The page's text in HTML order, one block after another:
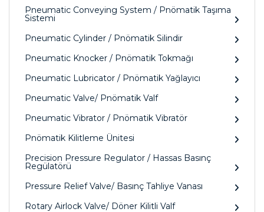
Pneumatic Conveying System / Pnömatik Taşıma
Sistemi
Pneumatic Cylinder / Pnömatik Silindir
Pneumatic Knocker / Pnömatik Tokmağı
Pneumatic Lubricator / Pnömatik Yağlayıcı
Pneumatic Valve/ Pnömatik Valf
Pneumatic Vibrator / Pnömatik Vibratör
Pnömatik Kilitleme Ünitesi
Precision Pressure Regulator / Hassas Basınç
Regülatörü
Pressure Relief Valve/ Basınç Tahliye Vanası
Rotary Airlock Valve/ Döner Kilitli Valf